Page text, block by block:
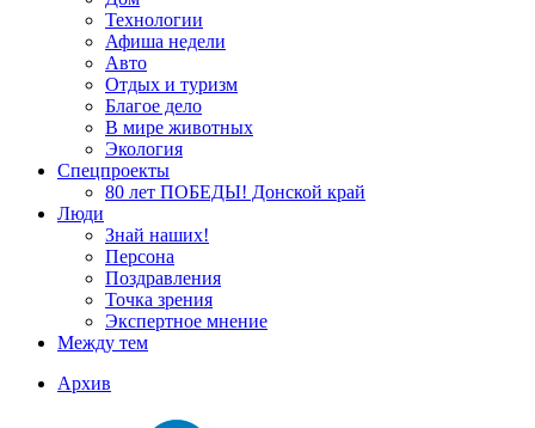
Технологии
Афиша недели
Авто
Отдых и туризм
Благое дело
В мире животных
Экология
Спецпроекты
80 лет ПОБЕДЫ! Донской край
Люди
Знай наших!
Персона
Поздравления
Точка зрения
Экспертное мнение
Между тем
Архив